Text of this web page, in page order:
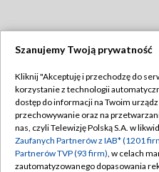
Abonament TVP
Emisja w TVP
Centrum informacji TVP
Polityka
Szanujemy Twoją prywatność
Kliknij "Akceptuję i przechodzę do
korzystanie z technologii
dostęp do informacji na Twoim
przechowywanie oraz na
nas, czyli Telewizję Polską S.A. w
Zaufanych Partnerów z IAB* (1201
Partnerów TVP (93 firm), w celach
zautomatyzowanego dopasowania